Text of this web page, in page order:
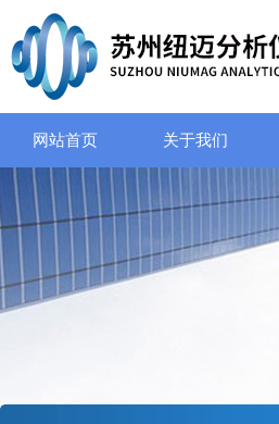
网站首页 关于我们